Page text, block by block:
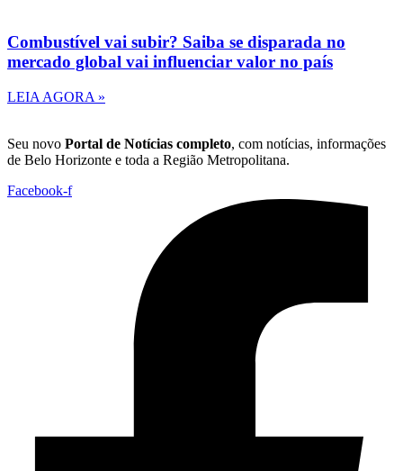
Combustível vai subir? Saiba se disparada no
mercado global vai influenciar valor no país
LEIA AGORA »
Seu novo Portal de Notícias completo, com notícias, informações
de Belo Horizonte e toda a Região Metropolitana.
Facebook-f